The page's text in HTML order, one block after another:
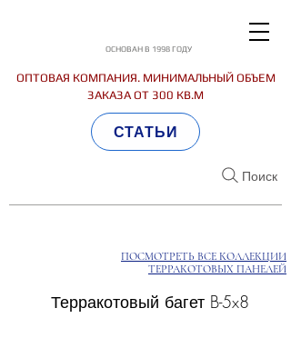
ОСНОВАН В 1998 ГОДУ
ОПТОВАЯ КОМПАНИЯ. МИНИМАЛЬНЫЙ ОБЪЕМ
ЗАКАЗА ОТ 300 КВ.М
Поиск
СТАТЬИ
ПОСМОТРЕТЬ ВСЕ КОЛЛЕКЦИИ
ТЕРРАКОТОВЫХ ПАНЕЛЕЙ
Терракотовый багет B-5x8